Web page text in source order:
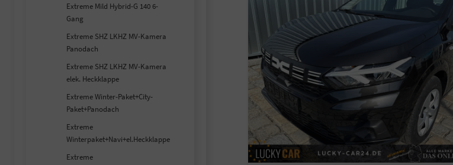
Extreme Mild Hybrid-G 140 6-
Gang
Extreme SHZ LKHZ MV-Kamera
Panodach
Extreme SHZ LKHZ MV-Kamera
elek. Heckklappe
Extreme Winter-Paket+City-
Paket+Panodach
Extreme
Winterpaket+Navi+el.Heckklappe
Extreme